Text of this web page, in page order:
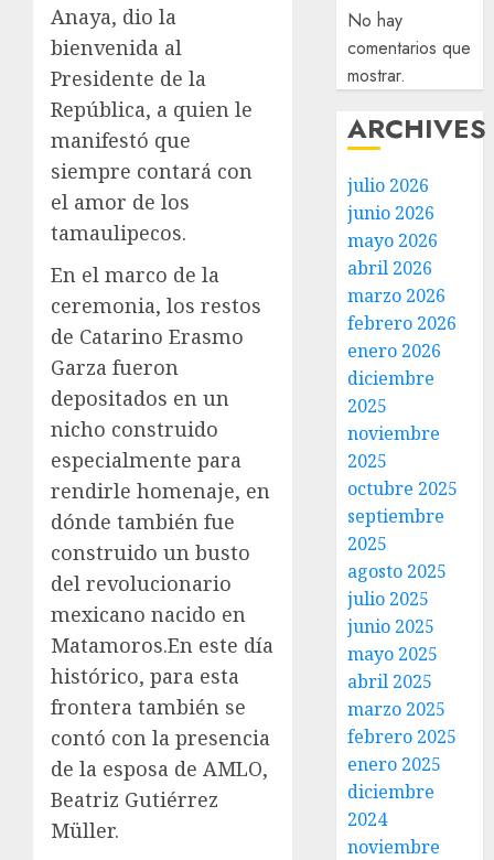
Anaya, dio la
bienvenida al
Presidente de la
República, a quien le
manifestó que
siempre contará con
el amor de los
tamaulipecos.
En el marco de la
ceremonia, los restos
de Catarino Erasmo
Garza fueron
depositados en un
nicho construido
especialmente para
rendirle homenaje, en
dónde también fue
construido un busto
del revolucionario
mexicano nacido en
Matamoros.En este día
histórico, para esta
frontera también se
contó con la presencia
de la esposa de AMLO,
Beatriz Gutiérrez
Müller.
No hay
comentarios que
mostrar.
ARCHIVES
julio 2026
junio 2026
mayo 2026
abril 2026
marzo 2026
febrero 2026
enero 2026
diciembre
2025
noviembre
2025
octubre 2025
septiembre
2025
agosto 2025
julio 2025
junio 2025
mayo 2025
abril 2025
marzo 2025
febrero 2025
enero 2025
diciembre
2024
noviembre